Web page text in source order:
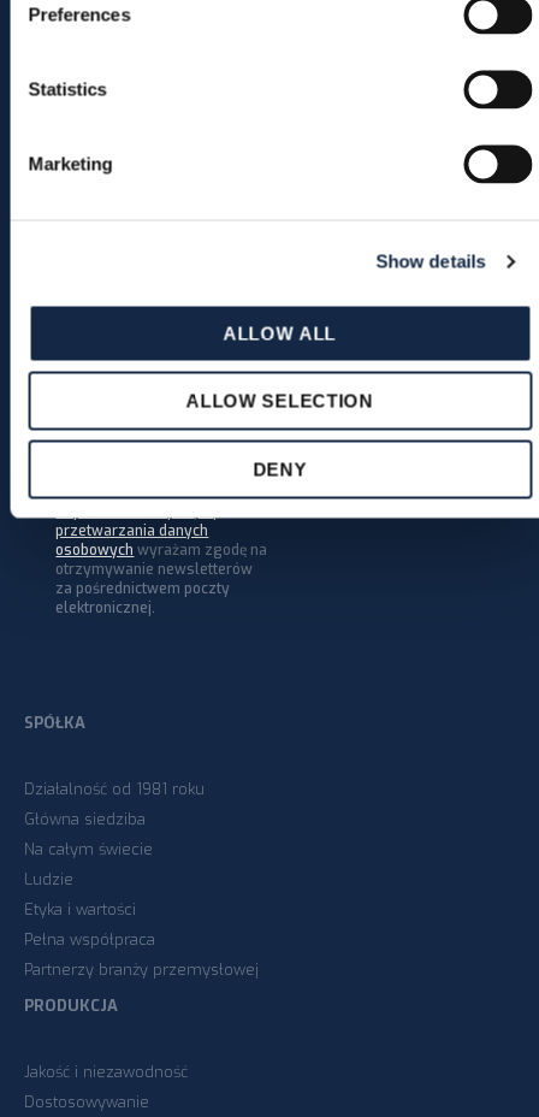
Preferences
Statistics
Marketing
Show details
ALLOW ALL
ALLOW SELECTION
DENY
Zapisz się do newslettera Bardiani Valvole
Zgodnie z punktem 3.2Polityki
przetwarzania danych
osobowych wyrażam zgodę na
otrzymywanie newsletterów
za pośrednictwem poczty
elektronicznej.
SPÓŁKA
Działalność od 1981 roku
Główna siedziba
Na całym świecie
Ludzie
Etyka i wartości
Pełna współpraca
Partnerzy branży przemysłowej
PRODUKCJA
Jakość i niezawodność
Dostosowywanie